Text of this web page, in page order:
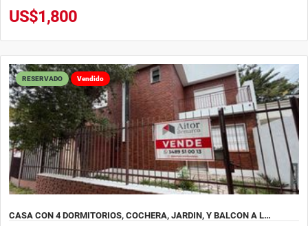
US$1,800
RESERVADO Vendido
CASA CON 4 DORMITORIOS, COCHERA, JARDIN, Y BALCON A L…